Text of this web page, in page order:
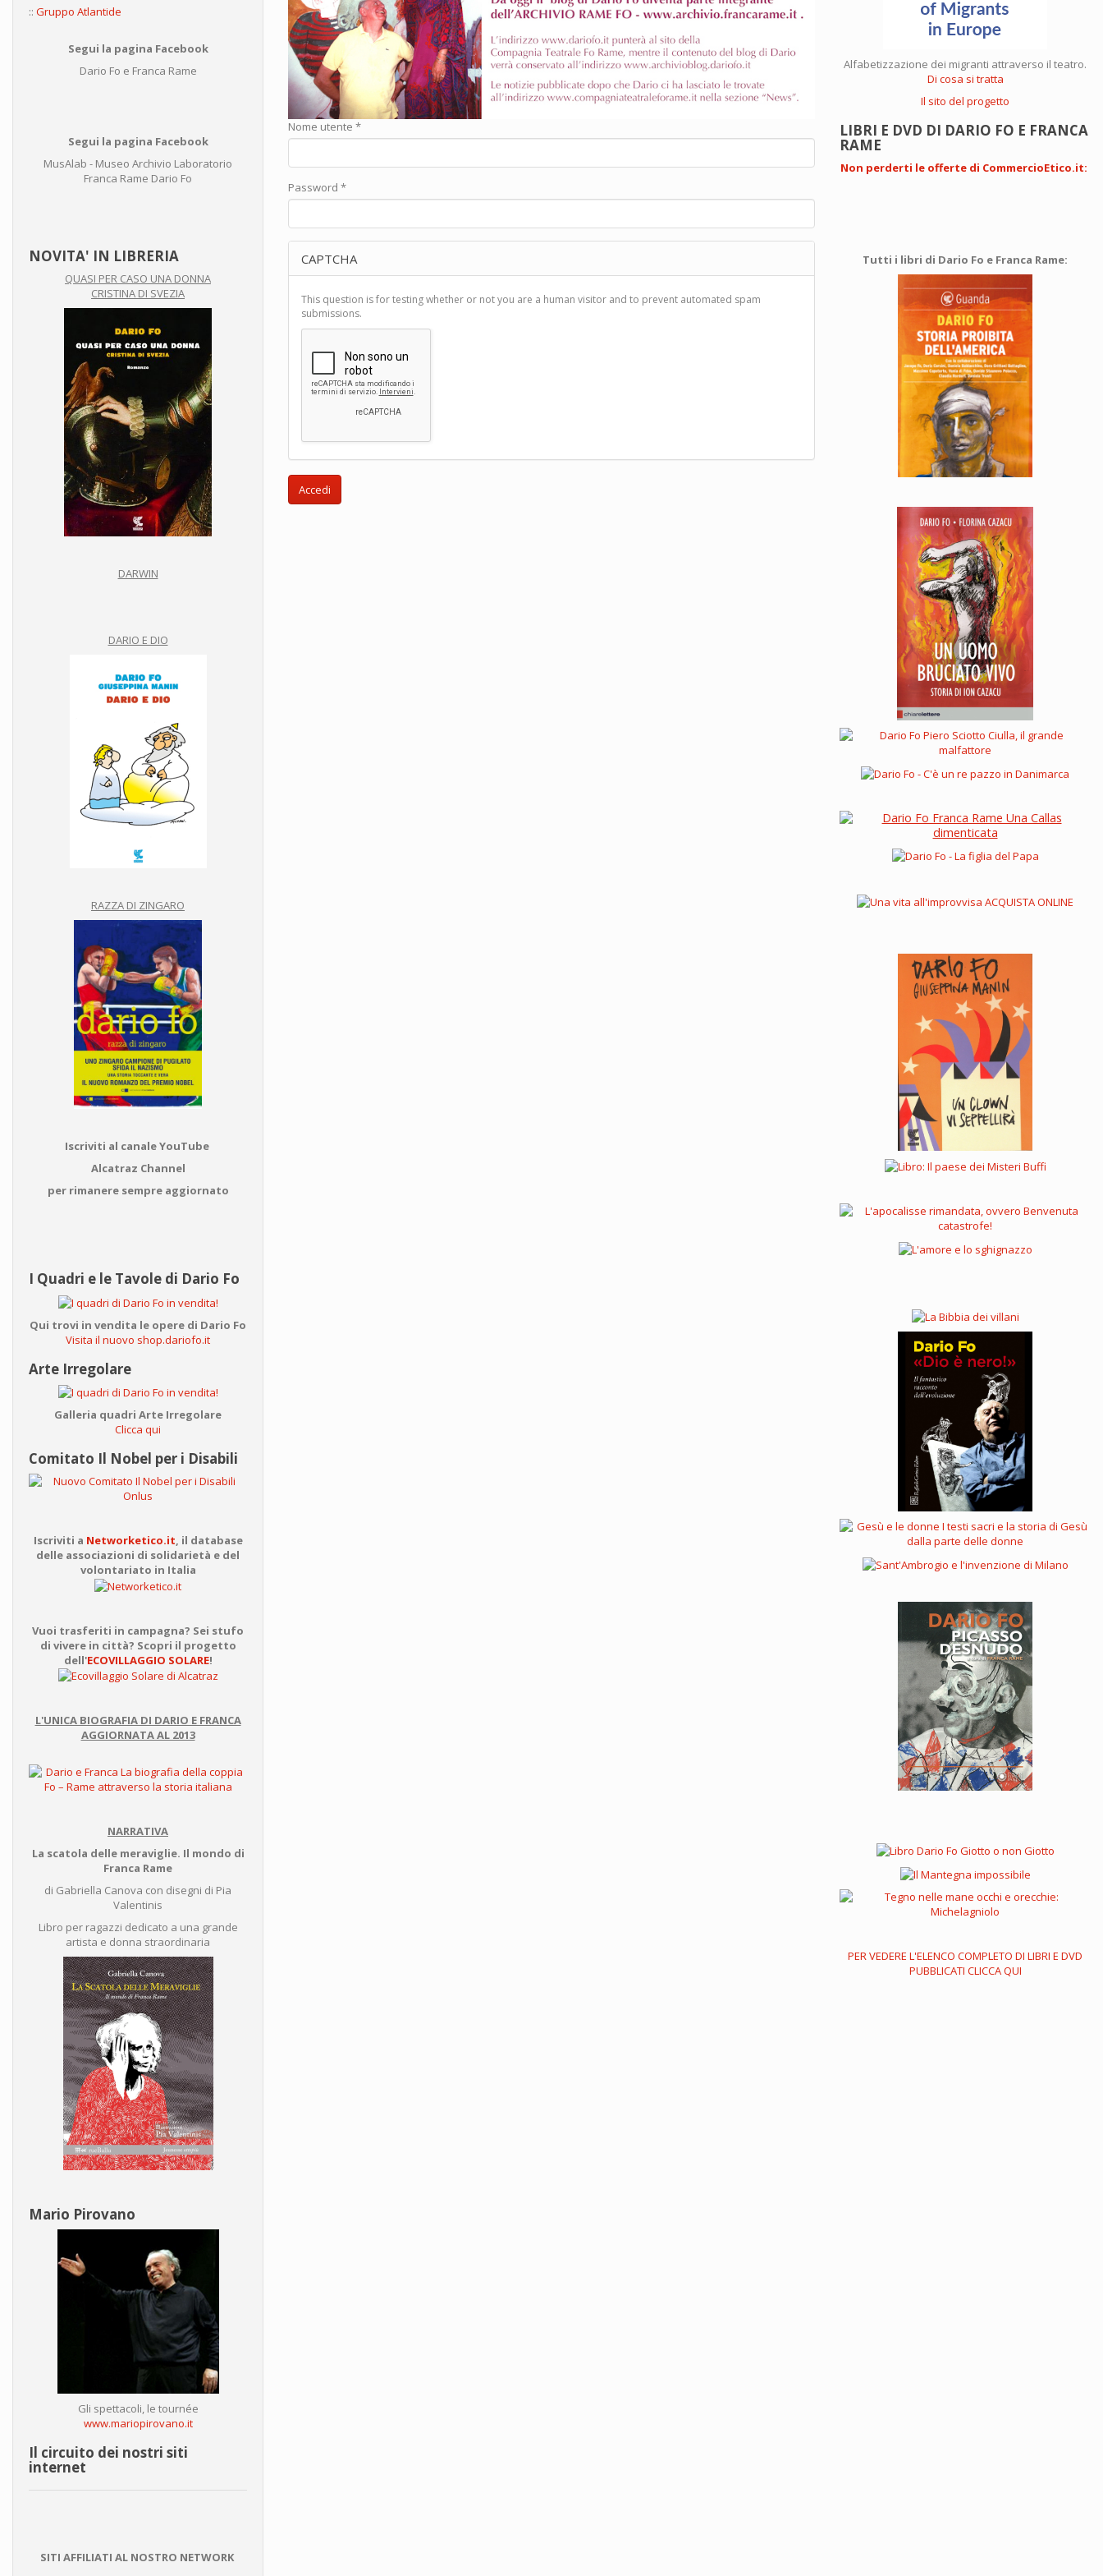
:: Gruppo Atlantide
Segui la pagina Facebook
Dario Fo e Franca Rame
Segui la pagina Facebook
MusAlab - Museo Archivio Laboratorio
Franca Rame Dario Fo
NOVITA' IN LIBRERIA
QUASI PER CASO UNA DONNA
CRISTINA DI SVEZIA
DARWIN
DARIO E DIO
RAZZA DI ZINGARO
Iscriviti al canale YouTube
Alcatraz Channel
per rimanere sempre aggiornato
I Quadri e le Tavole di Dario Fo
Qui trovi in vendita le opere di Dario Fo
Visita il nuovo shop.dariofo.it
Arte Irregolare
Galleria quadri Arte Irregolare
Clicca qui
Comitato Il Nobel per i Disabili
Iscriviti a Networketico.it, il database
delle associazioni di solidarietà e del
volontariato in Italia
Vuoi trasferiti in campagna? Sei stufo
di vivere in città? Scopri il progetto
dell'ECOVILLAGGIO SOLARE!
L'UNICA BIOGRAFIA DI DARIO E FRANCA
AGGIORNATA AL 2013
NARRATIVA
La scatola delle meraviglie. Il mondo di
Franca Rame
di Gabriella Canova con disegni di Pia
Valentinis
Libro per ragazzi dedicato a una grande
artista e donna straordinaria
Mario Pirovano
Gli spettacoli, le tournée
www.mariopirovano.it
Il circuito dei nostri siti
internet
SITI AFFILIATI AL NOSTRO NETWORK
Nome utente *
Password *
CAPTCHA
This question is for testing whether or not you are a human visitor and to prevent automated spam
submissions.
Accedi
Alfabetizzazione dei migranti attraverso il teatro.
Di cosa si tratta
Il sito del progetto
LIBRI E DVD DI DARIO FO E FRANCA
RAME
Non perderti le offerte di CommercioEtico.it:
Tutti i libri di Dario Fo e Franca Rame:
PER VEDERE L'ELENCO COMPLETO DI LIBRI E DVD
PUBBLICATI CLICCA QUI